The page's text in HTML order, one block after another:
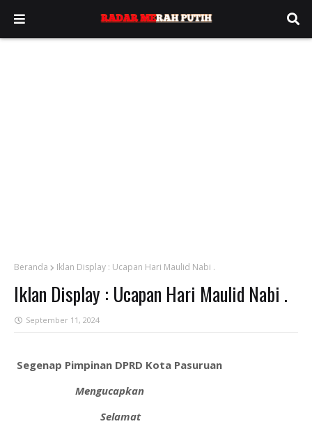
Beranda Iklan Display : Ucapan Hari Maulid Nabi .
Iklan Display : Ucapan Hari Maulid Nabi .
September 11, 2024
Segenap Pimpinan DPRD Kota Pasuruan
Mengucapkan
Selamat